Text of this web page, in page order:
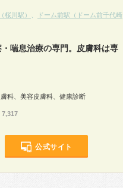
桜川駅） ドーム前駅（ドーム前千代崎
喘息治療の専門。皮膚科は専
科、美容皮膚科、健康診断
7,317
公式サイト